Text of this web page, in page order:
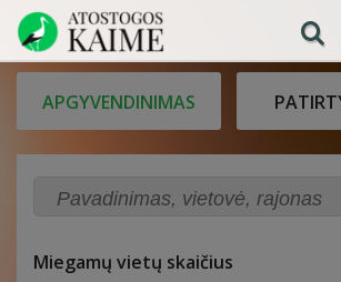
APGYVENDINIMAS
Miegamų vietų skaičius